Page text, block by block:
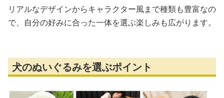
リアルなデザインからキャラクター風まで種類も豊富なの
で、自分の好みに合った一体を選ぶ楽しみも広がります。
犬のぬいぐるみを選ぶポイント